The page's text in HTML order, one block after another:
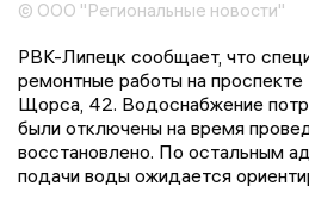
© ООО "Региональные новости"
РВК-Липецк сообщает, что
ремонтные работы на
Щорса, 42. Водоснабжение
были отключены на время
восстановлено. По остальным
подачи воды ожидается